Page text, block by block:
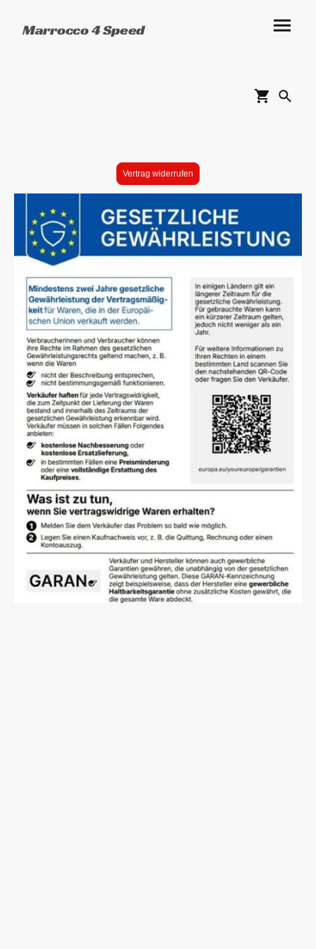
Marrocco 4 Speed
Vertrag widerrufen